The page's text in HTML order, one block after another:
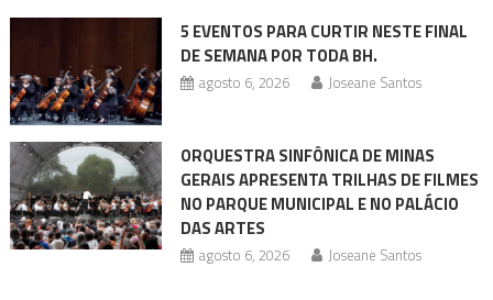
5 EVENTOS PARA CURTIR NESTE FINAL
DE SEMANA POR TODA BH.
agosto 6, 2026 Joseane Santos
ORQUESTRA SINFÔNICA DE MINAS
GERAIS APRESENTA TRILHAS DE FILMES
NO PARQUE MUNICIPAL E NO PALÁCIO
DAS ARTES
agosto 6, 2026 Joseane Santos